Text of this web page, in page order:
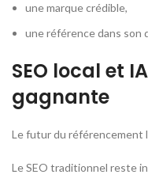
une marque crédible,
une référence dans son
SEO local et
gagnante
Le futur du référencement
Le SEO traditionnel reste